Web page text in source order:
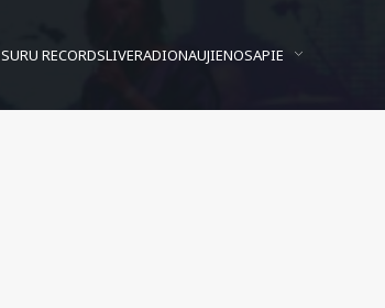
SURU RECORDSLIVERADIONAUJIENOSAPIE